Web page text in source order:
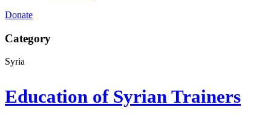
Donate
Category
Syria
Education of Syrian Trainers